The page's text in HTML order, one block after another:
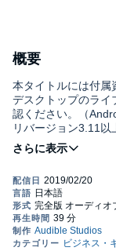
概要
本タイトルには付属
デスクトップのライ
認ください。（
リバージョン3.11以
世界６位の海域を誇
民が相乗りし、海底
シュのようである。
建設、エンジニア
クト産業協議会は、
ートは総額１２０兆